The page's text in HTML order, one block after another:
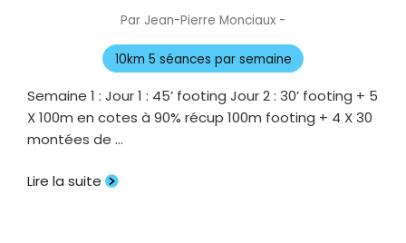
Par Jean-Pierre Monciaux -
le
10km 5 séances par semaine
Semaine 1 : Jour 1 : 45’ footing Jour 2 : 30’ footing + 5
X 100m en cotes à 90% récup 100m footing + 4 X 30
montées de …
Lire la suite